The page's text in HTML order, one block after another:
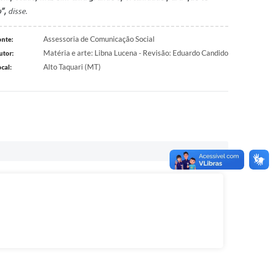
disse.
Assessoria de Comunicação Social
Matéria e arte: Libna Lucena - Revisão: Eduardo Candido
Alto Taquari (MT)